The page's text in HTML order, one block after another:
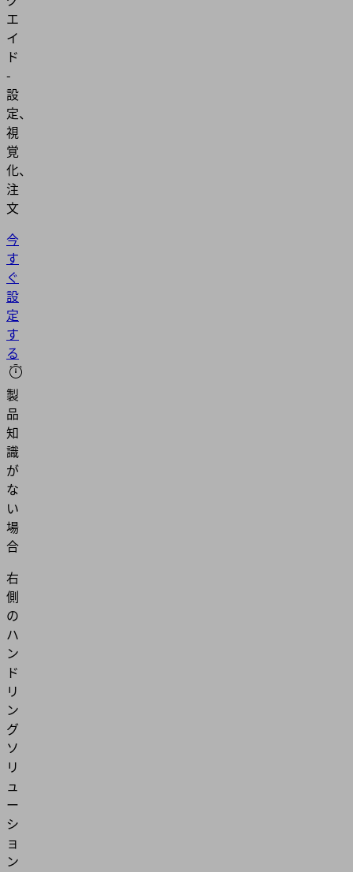
エ
イ
ド
-
設
定、
視
覚
化、
注
文
今
す
ぐ
設
定
す
る
製
品
知
識
が
な
い
場
合
右
側
の
ハ
ン
ド
リ
ン
グ
ソ
リ
ュ
ー
シ
ョ
ン